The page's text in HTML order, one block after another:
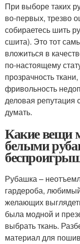
При выборе таких
во‑первых, трезво
собираетесь шить
сшита). Это тот
вложиться в
по‑настоящему
прозрачность
фривольность
деловая репутация
думать.
Какие вещи
белыми
Рубашка –
гардероба,
желающих
была модной и
выбрать ткань.
материал для